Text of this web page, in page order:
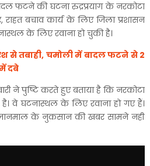
फटने की घटना रुद्रप्रयाग के नरकोटा
राहत बचाव कार्य के लिए जिला प्रशासन
के लिए रवाना हो चुकी है।
से तबाही, चमोली में बादल फटने से 2
दबे
ने पुष्टि करते हुए बताया है कि नरकोटा
वे घटनास्थल के लिए रवाना हो गए हैं।
के नुकसान की खबर सामने नहीं